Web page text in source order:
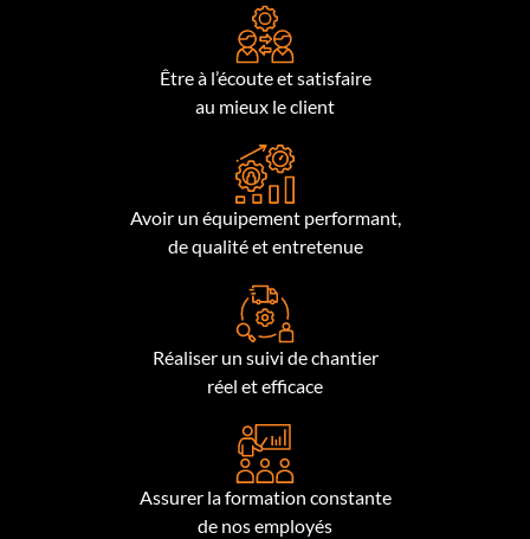
Être à l’écoute et satisfaire
au mieux le client
Avoir un équipement performant,
de qualité et entretenue
Réaliser un suivi de chantier
réel et efficace
Assurer la formation constante
de nos employés